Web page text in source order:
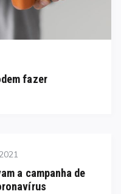
fazer
a campanha de